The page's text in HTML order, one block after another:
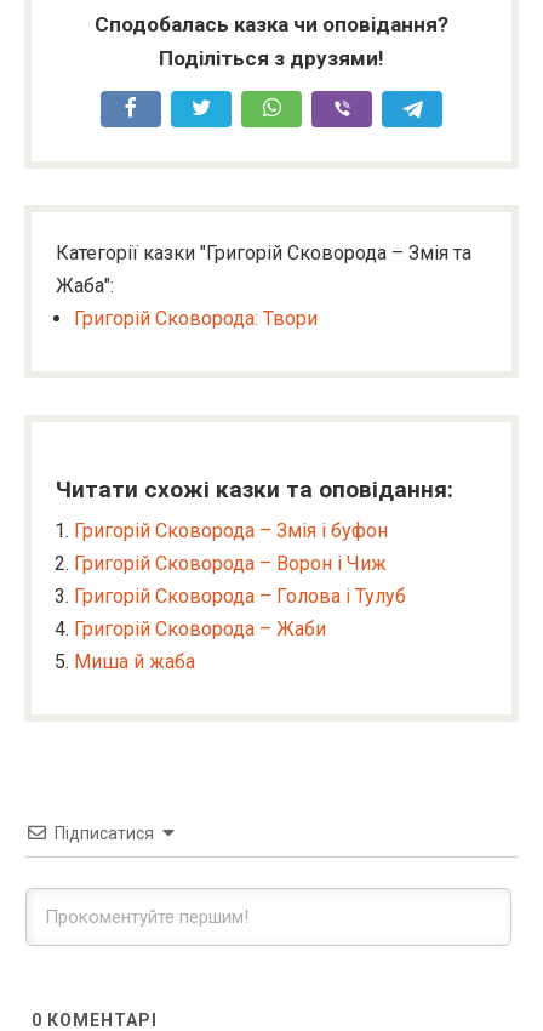
Сподобалась казка чи оповідання?
Поділіться з друзями!
Категорії казки "Григорій Сковорода – Змія та
Жаба":
Григорій Сковорода: Твори
Читати схожі казки та оповідання:
Григорій Сковорода – Змія і буфон
Григорій Сковорода – Ворон і Чиж
Григорій Сковорода – Голова і Тулуб
Григорій Сковорода – Жаби
Миша й жаба
Підписатися
0 КОМЕНТАРІ